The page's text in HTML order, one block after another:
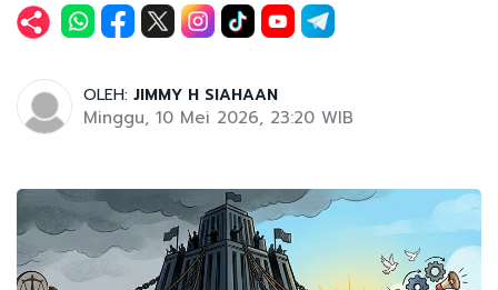
OLEH: JIMMY H SIAHAAN
Minggu, 10 Mei 2026, 23:20 WIB